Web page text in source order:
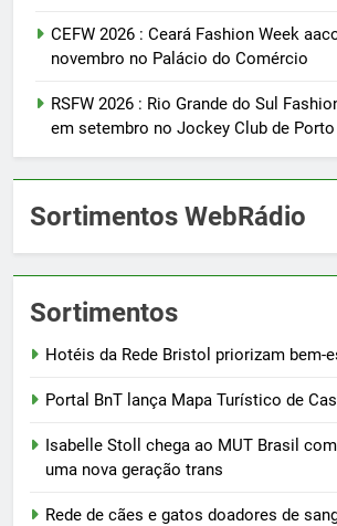
CEFW 2026 : Ceará Fashion Week
novembro no Palácio do Comércio
RSFW 2026 : Rio Grande do Sul
em setembro no Jockey Club de
Sortimentos WebRádio
Sortimentos
Hotéis da Rede Bristol priorizam bem-
Portal BnT lança Mapa Turístico de
Isabelle Stoll chega ao MUT Brasil
uma nova geração trans
Rede de cães e gatos doadores de